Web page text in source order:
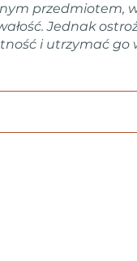
przedmiotem,
Jednak
i utrzymać go